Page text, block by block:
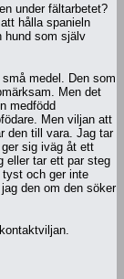
under fältarbetet?
hålla spanieln
hund som själv
medel. Den som
Men det
medfödd
Men viljan att
den till vara. Jag tar
sig iväg åt ett
eller tar ett par steg
och ger inte
den om den söker